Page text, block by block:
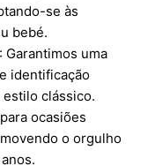
se às
bebé.
: Garantimos uma
identificação
clássico.
ocasiões
o orgulho